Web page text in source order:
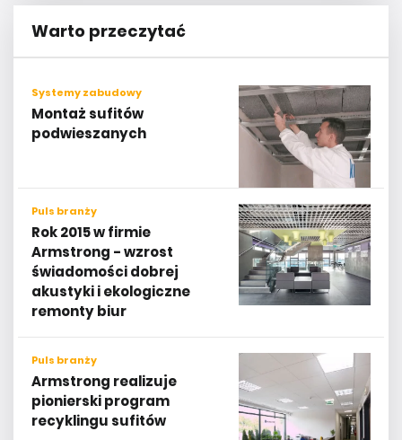
Warto przeczytać
Systemy zabudowy
Montaż sufitów
podwieszanych
Puls branży
Rok 2015 w firmie
Armstrong - wzrost
świadomości dobrej
akustyki i ekologiczne
remonty biur
Puls branży
Armstrong realizuje
pionierski program
recyklingu sufitów